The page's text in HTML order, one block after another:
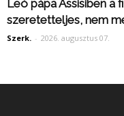
Leó pápa Assisiben a
szeretetteljes, nem
Szerk. - 2026. augusztus 07.